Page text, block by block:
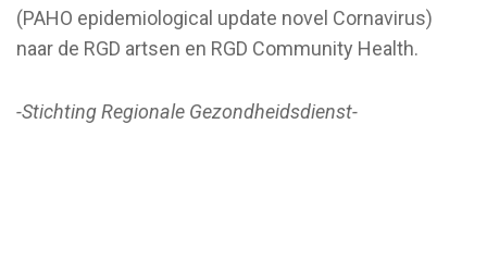
(PAHO epidemiological update novel Cornavirus)
naar de RGD artsen en RGD Community Health.
-Stichting Regionale Gezondheidsdienst-